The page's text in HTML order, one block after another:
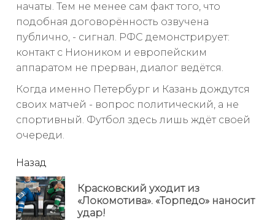
начаты. Тем не менее сам факт того, что
подобная договорённость озвучена
публично, - сигнал. РФС демонстрирует:
контакт с Ниоником и европейским
аппаратом не прерван, диалог ведётся.
Когда именно Петербург и Казань дождутся
своих матчей - вопрос политический, а не
спортивный. Футбол здесь лишь ждёт своей
очереди.
читать
еще
Назад
Красковский уходит из
«Локомотива». «Торпедо» наносит
удар!